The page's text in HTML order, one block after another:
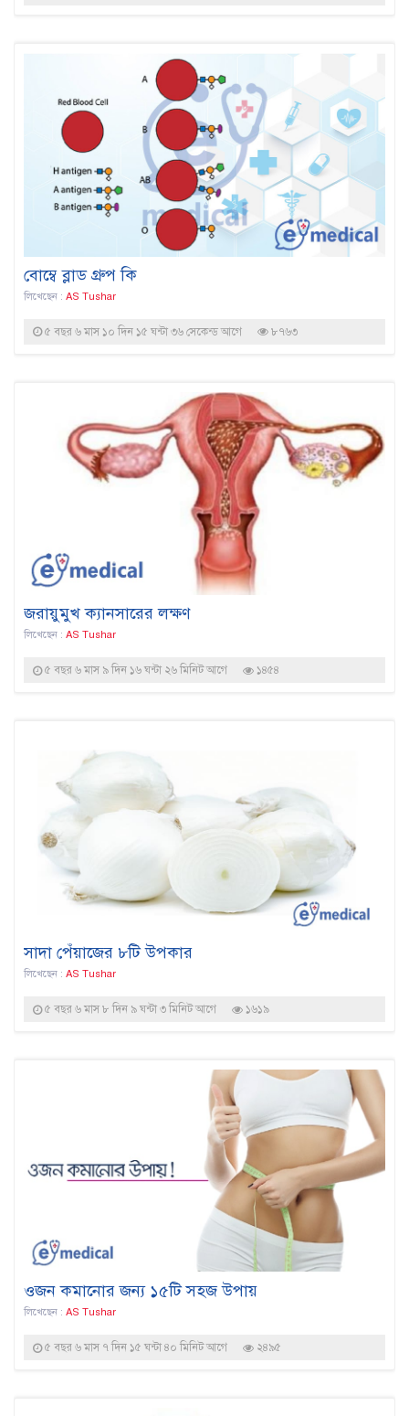
বোম্বে ব্লাড গ্রুপ কি
লিখেছেন : AS Tushar
৫ বছর ৬ মাস ১০ দিন ১৫ ঘন্টা ৩৬ সেকেন্ড আগে ৮৭৬৩
জরায়ুমুখ ক্যানসারের লক্ষণ
লিখেছেন : AS Tushar
৫ বছর ৬ মাস ৯ দিন ১৬ ঘন্টা ২৬ মিনিট আগে ১৪৫৪
সাদা পেঁয়াজের ৮টি উপকার
লিখেছেন : AS Tushar
৫ বছর ৬ মাস ৮ দিন ৯ ঘন্টা ৩ মিনিট আগে ১৬১৯
ওজন কমানোর জন্য ১৫টি সহজ উপায়
লিখেছেন : AS Tushar
৫ বছর ৬ মাস ৭ দিন ১৫ ঘন্টা ৪০ মিনিট আগে ২৪৯৫